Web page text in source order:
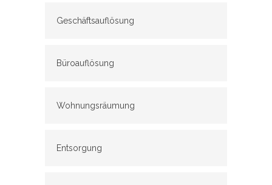
Geschäftsauflösung
Büroauflösung
Wohnungsräumung
Entsorgung